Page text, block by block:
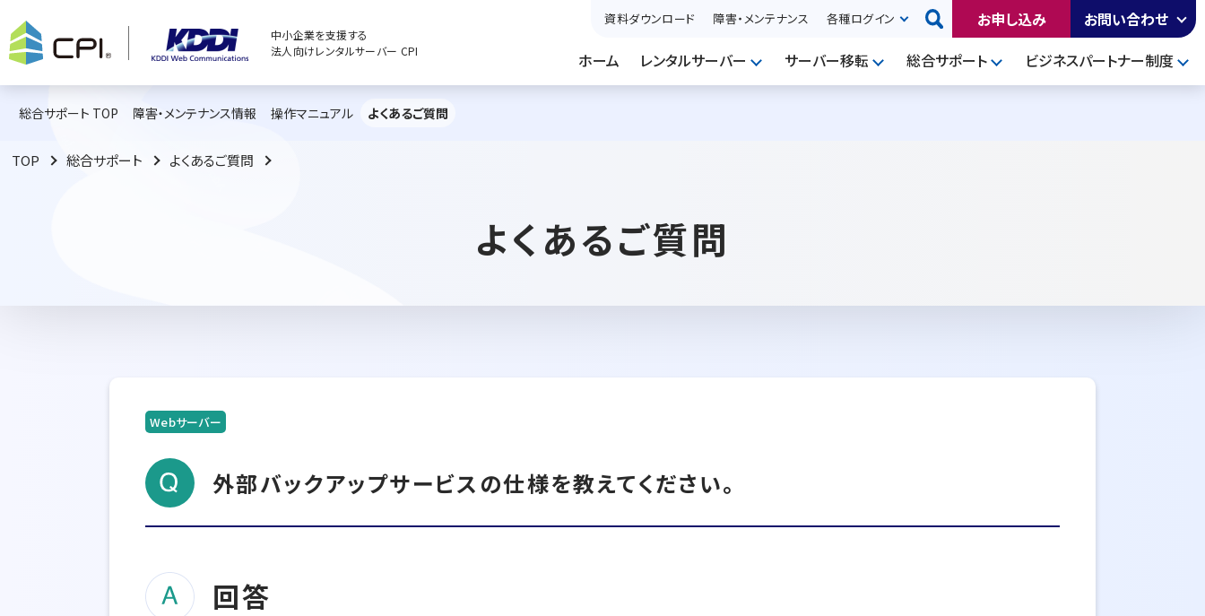
中小企業を支援する
法人向けレンタルサーバー CPI
資料ダウンロード 障害・メンテナンス 各種ログイン お申し込み
お問い合わせ
ホーム
レンタルサーバー サーバー移転 総合サポート ビジネスパートナー制度
総合サポート TOP 障害・メンテナンス情報 操作マニュアル よくあるご質問
TOP 総合サポート よくあるご質問
よくあるご質問
Webサーバー
外部バックアップサービスの仕様を教えてください。
回答